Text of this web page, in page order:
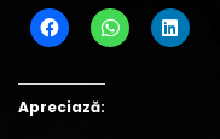
Apreciază: